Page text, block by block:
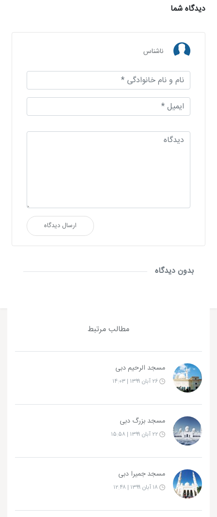
دیدگاه شما
ناشناس
ارسال دیدگاه
بدون دیدگاه
مطالب مرتبط
مسجد الرحیم دبی
مسجد بزرگ دبی
مسجد جمیرا دبی